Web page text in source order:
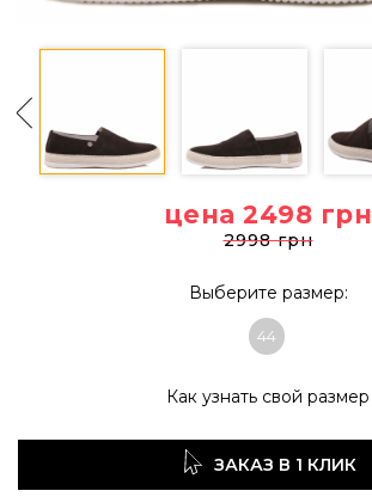
цена 2498 грн
2998 грн
Выберите размер:
44
Как узнать свой размер
ЗАКАЗ В 1 КЛИК